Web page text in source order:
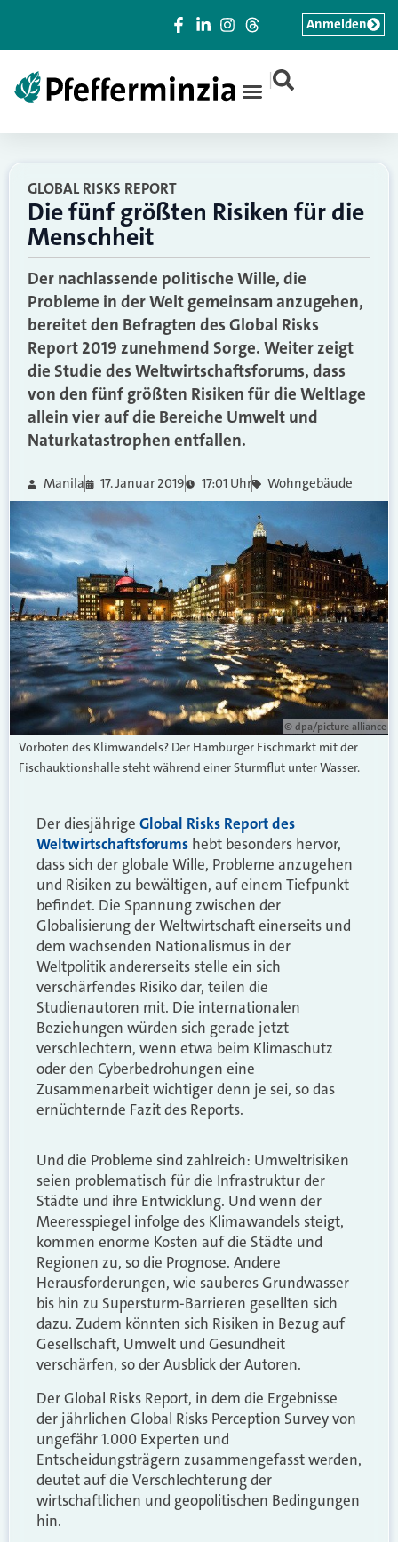
|
Anmelden
GLOBAL RISKS REPORT
Die fünf größten Risiken für die
Menschheit
Der nachlassende politische Wille, die
Probleme in der Welt gemeinsam anzugehen,
bereitet den Befragten des Global Risks
Report 2019 zunehmend Sorge. Weiter zeigt
die Studie des Weltwirtschaftsforums, dass
von den fünf größten Risiken für die Weltlage
allein vier auf die Bereiche Umwelt und
Naturkatastrophen entfallen.
Manila 17. Januar 2019 17:01 Uhr Wohngebäude
© dpa/picture alliance
Vorboten des Klimwandels? Der Hamburger Fischmarkt mit der
Fischauktionshalle steht während einer Sturmflut unter Wasser.
Der diesjährige Global Risks Report des
Weltwirtschaftsforums hebt besonders hervor,
dass sich der globale Wille, Probleme anzugehen
und Risiken zu bewältigen, auf einem Tiefpunkt
befindet. Die Spannung zwischen der
Globalisierung der Weltwirtschaft einerseits und
dem wachsenden Nationalismus in der
Weltpolitik andererseits stelle ein sich
verschärfendes Risiko dar, teilen die
Studienautoren mit. Die internationalen
Beziehungen würden sich gerade jetzt
verschlechtern, wenn etwa beim Klimaschutz
oder den Cyberbedrohungen eine
Zusammenarbeit wichtiger denn je sei, so das
ernüchternde Fazit des Reports.
Und die Probleme sind zahlreich: Umweltrisiken
seien problematisch für die Infrastruktur der
Städte und ihre Entwicklung. Und wenn der
Meeresspiegel infolge des Klimawandels steigt,
kommen enorme Kosten auf die Städte und
Regionen zu, so die Prognose. Andere
Herausforderungen, wie sauberes Grundwasser
bis hin zu Supersturm-Barrieren gesellten sich
dazu. Zudem könnten sich Risiken in Bezug auf
Gesellschaft, Umwelt und Gesundheit
verschärfen, so der Ausblick der Autoren.
Der Global Risks Report, in dem die Ergebnisse
der jährlichen Global Risks Perception Survey von
ungefähr 1.000 Experten und
Entscheidungsträgern zusammengefasst werden,
deutet auf die Verschlechterung der
wirtschaftlichen und geopolitischen Bedingungen
hin.